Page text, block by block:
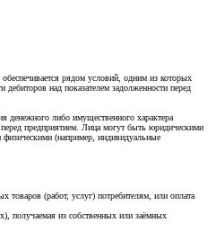
рядом условий, одним из которых
дебиторов над показателем задолженности перед
денежного либо имущественного характера
предприятием. Лица могут быть юридическими
физическими (например, индивидуальные
товаров (работ, услуг) потребителям, или оплата
получаемая из собственных или заёмных